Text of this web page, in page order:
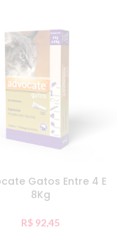
Gatos Entre 4 E
8Kg
R$ 92,45